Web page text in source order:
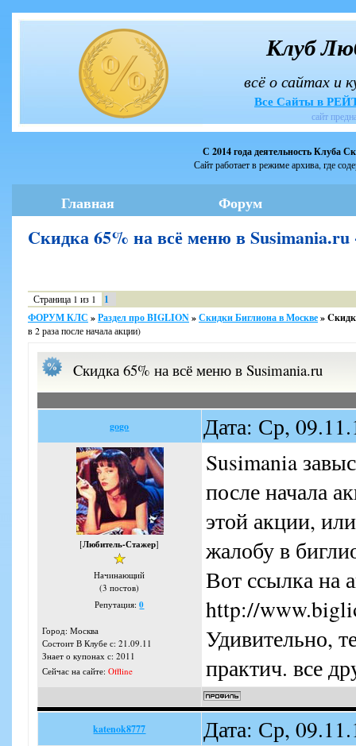
Клуб
всё о сайтах и
Все Сайты в
сайт
С 2014 года деятельность Клуба
Сайт работает в режиме архива, где
Главная Форум
Cкидка 65% на всё меню в
Страница 1 из 1
1
ФОРУМ КЛС »Раздел про BIGLION»Скидки Биглиона в Москве»
в 2 раза после начала акции)
Cкидка 65% на всё меню в Susimania.ru
gogo Дата: Ср,
[Любитель-Стажер]
Начинающий
(3 постов)
Репутация:0
Город: Москва
Состоит В Клубе с: 21.09.11
Знает о купонах с: 2011
Сейчас на сайте: Offline
Susimania
после начала
этой акции,
жалобу в
Вот ссылка на
http://
Удивительно,
практич. все
katenok8777 Дата: Ср,